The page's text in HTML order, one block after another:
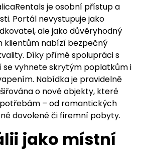
je osobní přístup a
Portál nevystupuje jako
ale jako důvěryhodný
klientům nabízí bezpečný
Díky přímé spolupráci s
se vyhnete skrytým poplatkům i
Nabídka je pravidelně
o nové objekty, které
– od romantických
dovolené či firemní pobyty.
jako místní